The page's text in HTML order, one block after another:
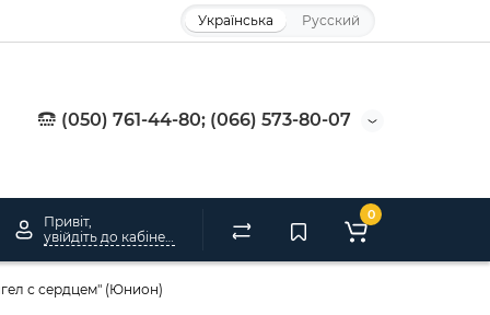
Українська Русский
(050) 761-44-80; (066) 573-80-07
Привіт,
0
с сердцем" (Юнион)